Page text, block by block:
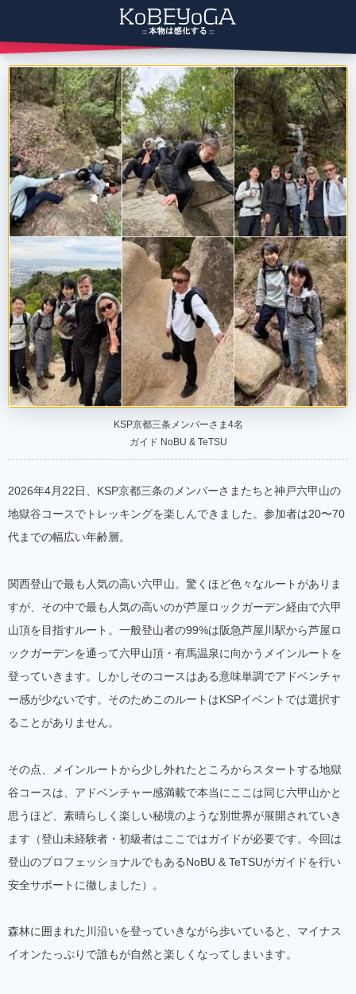
KSP京都三条メンバーさま4名
ガイド NoBU & TeTSU
2026年4月22日、KSP京都三条のメンバーさまたちと神戸六甲山の
地獄谷コースでトレッキングを楽しんできました。参加者は20〜70
代までの幅広い年齢層。
関西登山で最も人気の高い六甲山。驚くほど色々なルートがありま
すが、その中で最も人気の高いのが芦屋ロックガーデン経由で六甲
山頂を目指すルート。一般登山者の99%は阪急芦屋川駅から芦屋ロ
ックガーデンを通って六甲山頂・有馬温泉に向かうメインルートを
登っていきます。しかしそのコースはある意味単調でアドベンチャ
ー感が少ないです。そのためこのルートはKSPイベントでは選択す
ることがありません。
その点、メインルートから少し外れたところからスタートする地獄
谷コースは、アドベンチャー感満載で本当にここは同じ六甲山かと
思うほど、素晴らしく楽しい秘境のような別世界が展開されていき
ます（登山未経験者・初級者はここではガイドが必要です。今回は
登山のプロフェッショナルでもあるNoBU & TeTSUがガイドを行い
安全サポートに徹しました）。
森林に囲まれた川沿いを登っていきながら歩いていると、マイナス
イオンたっぷりで誰もが自然と楽しくなってしまいます。